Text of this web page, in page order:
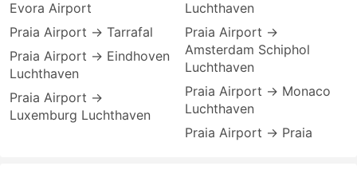
Evora Airport
Praia Airport → Tarrafal
Praia Airport → Eindhoven
Luchthaven
Praia Airport →
Luxemburg Luchthaven
Luchthaven
Praia Airport →
Amsterdam Schiphol
Luchthaven
Praia Airport → Monaco
Luchthaven
Praia Airport → Praia